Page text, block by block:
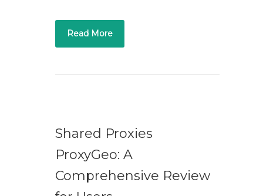
Read More
Shared Proxies
ProxyGeo: A
Comprehensive Review